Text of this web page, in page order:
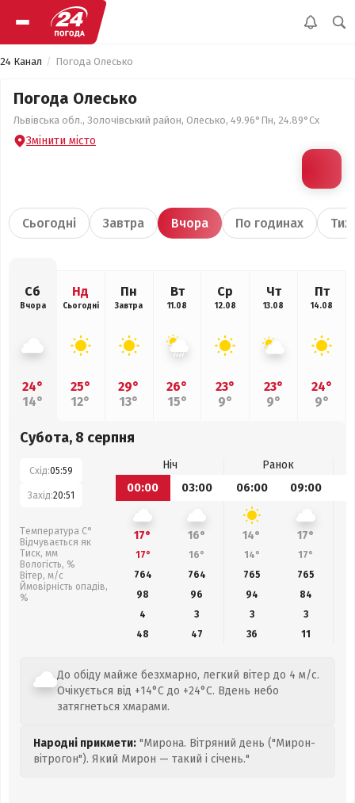
24 Канал Погода Олесько
Погода Олесько
Львівська обл., Золочівський район, Олесько, 49.96°Пн, 24.89°Сх
Змінити місто
Сьогодні Завтра Вчора По годинах
Сб
Вчора
24°
14°
Нд
Сьогодні
25°
12°
Пн
Завтра
29°
13°
Вт
11.08
26°
15°
Ср
12.08
23°
9°
Чт
13.08
23°
9°
Пт
14.08
24°
9°
Субота, 8 серпня
Схід:05:59
Захід:20:51
Температура С°
Відчувається як
Тиск, мм
Вологість, %
Вітер, м/с
Ймовірність опадів,
%
Ніч
Ранок
00:00
03:00 06:00 09:00
17° 16° 14° 17°
17° 16° 14° 17°
764
764 765 765
98
96 94 84
4
3 3
3
48
47 36 11
До обіду майже безхмарно, легкий вітер до 4 м/с.
Очікується від +14°C до +24°C. Вдень небо
затягнеться хмарами.
Народні прикмети: "Мирона. Вітряний день ("Мирон-
вітрогон"). Який Мирон — такий і січень."